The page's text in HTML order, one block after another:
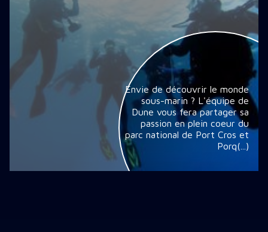
Envie de découvrir le monde
sous-marin ? L'équipe de
Dune vous fera partager sa
passion en plein coeur du
parc national de Port Cros et
Porq(...)